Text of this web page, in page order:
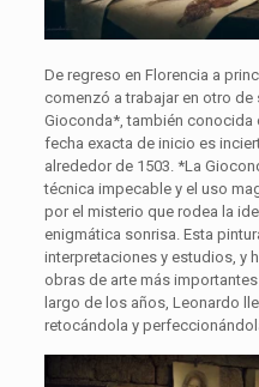
De regreso en Florencia a
comenzó a trabajar en otro
Gioconda*, también conocida
fecha exacta de inicio es
alrededor de 1503. *La
técnica impecable y el uso
por el misterio que rodea la
enigmática sonrisa. Esta
interpretaciones y estudios, y
obras de arte más
largo de los años, Leonardo
retocándola y